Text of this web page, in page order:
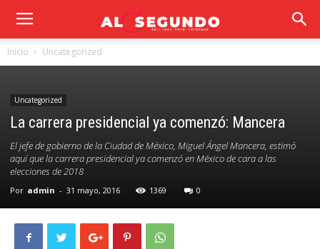
Inicio Uncategorized
Uncategorized
La carrera presidencial ya comenzó: Mancera
El jefe de gobierno de la Ciudad de México, Miguel Ángel Mancera, estimó
aquí que la carrera presidencial ya comenzó en México de cara a las
elecciones de 2018
Por admin - 31 mayo, 2016 1369 0